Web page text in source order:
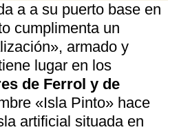
a a su puerto base en
cumplimenta un
armado y
lugar en los
de Ferrol y de
«Isla Pinto» hace
artificial situada en